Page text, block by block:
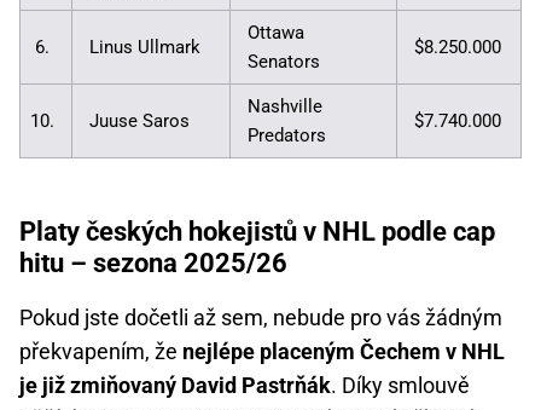
6. Linus Ullmark
Ottawa
Senators
$8.250.000
10. Juuse Saros
Nashville
Predators
$7.740.000
Platy českých hokejistů v NHL podle cap
hitu – sezona 2025/26
Pokud jste dočetli až sem, nebude pro vás žádným
překvapením, že nejlépe placeným Čechem v NHL
je již zmiňovaný David Pastrňák. Díky smlouvě